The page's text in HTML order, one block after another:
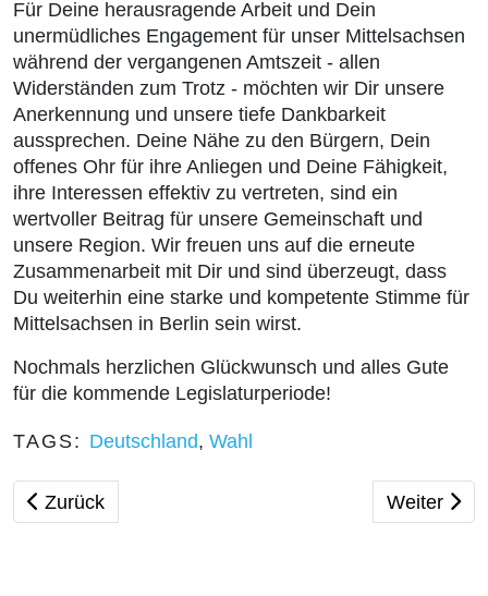
Für Deine herausragende Arbeit und Dein
unermüdliches Engagement für unser Mittelsachsen
während der vergangenen Amtszeit - allen
Widerständen zum Trotz - möchten wir Dir unsere
Anerkennung und unsere tiefe Dankbarkeit
aussprechen. Deine Nähe zu den Bürgern, Dein
offenes Ohr für ihre Anliegen und Deine Fähigkeit,
ihre Interessen effektiv zu vertreten, sind ein
wertvoller Beitrag für unsere Gemeinschaft und
unsere Region. Wir freuen uns auf die erneute
Zusammenarbeit mit Dir und sind überzeugt, dass
Du weiterhin eine starke und kompetente Stimme für
Mittelsachsen in Berlin sein wirst.
Nochmals herzlichen Glückwunsch und alles Gute
für die kommende Legislaturperiode!
TAGS: Deutschland, Wahl
Vorheriger Beitrag: Zuzugsstop
Zurück Nächster
Weiter